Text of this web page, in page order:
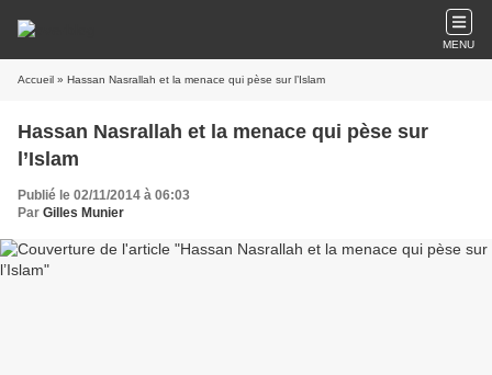
MENU
Accueil » Hassan Nasrallah et la menace qui pèse sur l’Islam
Hassan Nasrallah et la menace qui pèse sur
l’Islam
Publié le 02/11/2014 à 06:03
Par Gilles Munier